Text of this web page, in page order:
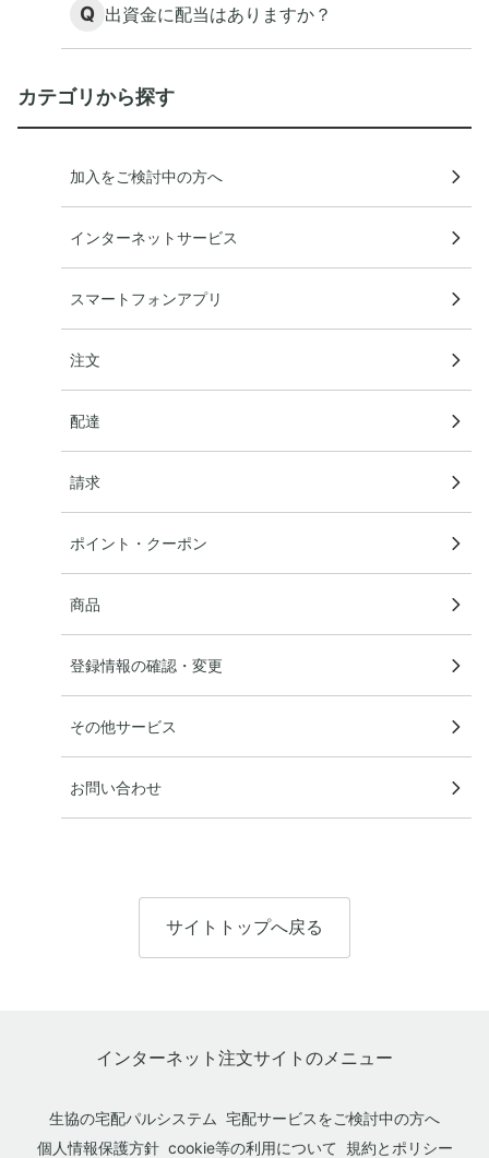
Q 出資金に配当はありますか？
カテゴリから探す
加入をご検討中の方へ
インターネットサービス
スマートフォンアプリ
注文
配達
請求
ポイント・クーポン
商品
登録情報の確認・変更
その他サービス
お問い合わせ
サイトトップへ戻る
インターネット注文サイトのメニュー
生協の宅配パルシステム 宅配サービスをご検討中の方へ
個人情報保護方針 cookie等の利用について 規約とポリシー